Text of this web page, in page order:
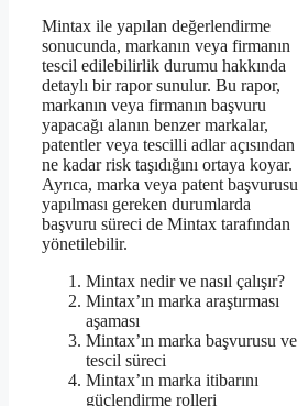
Mintax ile yapılan değerlendirme
sonucunda, markanın veya firmanın
tescil edilebilirlik durumu hakkında
detaylı bir rapor sunulur. Bu rapor,
markanın veya firmanın başvuru
yapacağı alanın benzer markalar,
patentler veya tescilli adlar açısından
ne kadar risk taşıdığını ortaya koyar.
Ayrıca, marka veya patent başvurusu
yapılması gereken durumlarda
başvuru süreci de Mintax tarafından
yönetilebilir.
Mintax nedir ve nasıl çalışır?
Mintax’ın marka araştırması
aşaması
Mintax’ın marka başvurusu ve
tescil süreci
Mintax’ın marka itibarını
güçlendirme rolleri